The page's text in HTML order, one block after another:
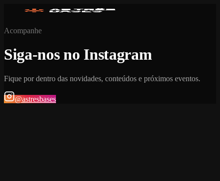
Acompanhe
Siga-nos no Instagram
Fique por dentro das novidades, conteúdos e próximos eventos.
@astresbases